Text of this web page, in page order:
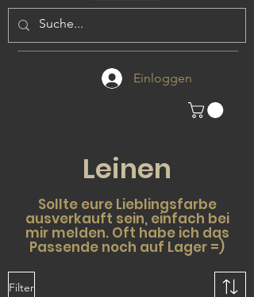
Einloggen
Leinen
Sollte eure Lieblingsfarbe
ausverkauft sein, einfach bei
mir melden. Oft habe ich das
Passende noch auf Lager =)
Filter